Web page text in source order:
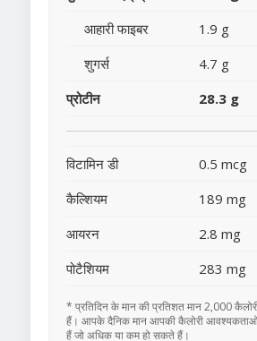
आहारी फाइबर
1.9 g
शुगर्स
4.7 g
प्रोटीन
28.3 g
विटामिन डी 0.5 mcg
कैल्शियम
189 mg
आयरन
2.8 mg
पोटैशियम
283 mg
* प्रतिदिन के मान की प्रतिशत मान 2,000
हैं। आपके दैनिक मान आपकी कैलोरी आवश्यकताओं
हैं जो अधिक या कम हो सकते हैं।